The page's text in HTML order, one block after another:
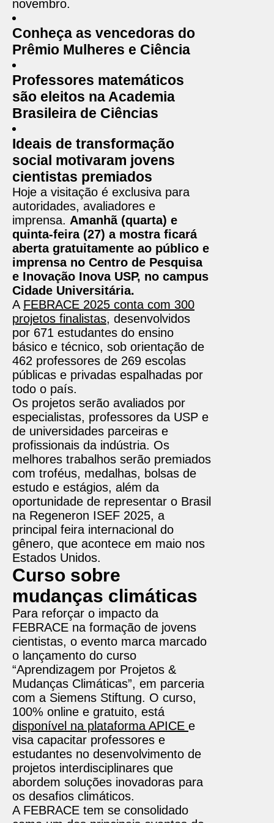
novembro.
Conheça as vencedoras do
Prêmio Mulheres e Ciência
Professores matemáticos
são eleitos na Academia
Brasileira de Ciências
Ideais de transformação
social motivaram jovens
cientistas premiados
Hoje a visitação é exclusiva para
autoridades, avaliadores e
imprensa. Amanhã (quarta) e
quinta-feira (27) a mostra ficará
aberta gratuitamente ao público e
imprensa no Centro de Pesquisa
e Inovação Inova USP, no campus
Cidade Universitária.
A FEBRACE 2025 conta com 300
projetos finalistas, desenvolvidos
por 671 estudantes do ensino
básico e técnico, sob orientação de
462 professores de 269 escolas
públicas e privadas espalhadas por
todo o país.
Os projetos serão avaliados por
especialistas, professores da USP e
de universidades parceiras e
profissionais da indústria. Os
melhores trabalhos serão premiados
com troféus, medalhas, bolsas de
estudo e estágios, além da
oportunidade de representar o Brasil
na Regeneron ISEF 2025, a
principal feira internacional do
gênero, que acontece em maio nos
Estados Unidos.
Curso sobre
mudanças climáticas
Para reforçar o impacto da
FEBRACE na formação de jovens
cientistas, o evento marca marcado
o lançamento do curso
“Aprendizagem por Projetos &
Mudanças Climáticas”, em parceria
com a Siemens Stiftung. O curso,
100% online e gratuito, está
disponível na plataforma APICE e
visa capacitar professores e
estudantes no desenvolvimento de
projetos interdisciplinares que
abordem soluções inovadoras para
os desafios climáticos.
A FEBRACE tem se consolidado